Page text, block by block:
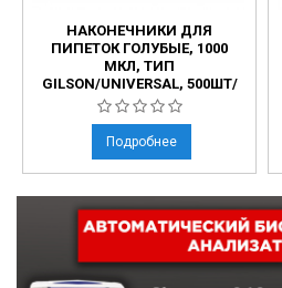
НАКОНЕЧНИКИ ДЛЯ
ПИПЕТОК ГОЛУБЫЕ, 1000
МКЛ, ТИП
GILSON/UNIVERSAL, 500ШТ/
УПАК.
Подробнее